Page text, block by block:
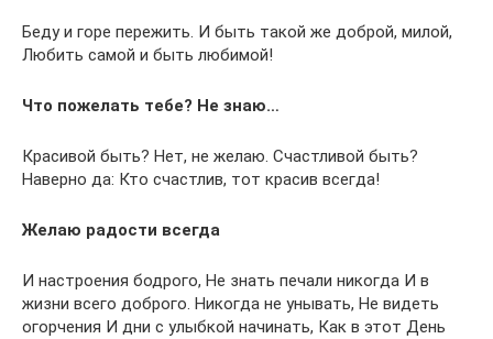
Беду и горе пережить. И быть такой же доброй, милой,
Любить самой и быть любимой!
Что пожелать тебе? Не знаю…
Красивой быть? Нет, не желаю. Счастливой быть?
Наверно да: Кто счастлив, тот красив всегда!
Желаю радости всегда
И настроения бодрого, Не знать печали никогда И в
жизни всего доброго. Никогда не унывать, Не видеть
огорчения И дни с улыбкой начинать, Как в этот День